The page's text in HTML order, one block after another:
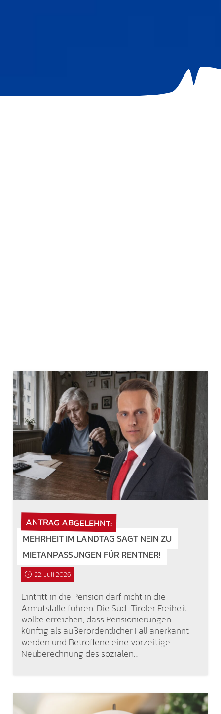
ANTRAG ABGELEHNT:
MEHRHEIT IM LANDTAG SAGT NEIN ZU
MIETANPASSUNGEN FÜR RENTNER!
22. Juli 2026
Eintritt in die Pension darf nicht in die
Armutsfalle führen! Die Süd-Tiroler Freiheit
wollte erreichen, dass Pensionierungen
künftig als außerordentlicher Fall anerkannt
werden und Betroffene eine vorzeitige
Neuberechnung des sozialen…